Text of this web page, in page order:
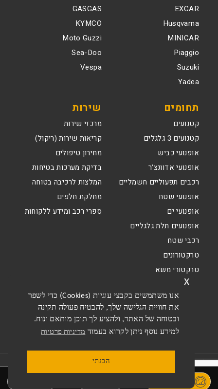
אנו משתמשים בקבצי עוגיות (Cookies) כדי לשפר
את חוויית הגלישה שלך, להבטיח פעולה תקינה
ובטוחה של האתר, ולהציע לך תוכן מותאם ונוח.
למידע נוסף ניתן לקרוא בעמוד מדיניות פרטיות
הבנתי
x
EXCAR
GASGAS
Husqvarna
KYMCO
MINICAR
Moto Guzzi
Piaggio
Sea-Doo
Suzuki
Vespa
Yadea
תחומים
קטנועים
קטנועים 3 גלגלים
אופנועי כביש
אופנועי אדוונצ’ר
רכבים תפעוליים חשמליים
אופנועי שטח
אופנועי ים
אופנועים תלת גלגליים
רכבי שטח
טרקטורונים
טרקטורי משא
שירות
מרכזי שירות
קריאות שירות (ריקול)
מחירון טיפולים
בדיקת מערכות בטיחות
המלצות לרכיבה בטוחה
מחלקת חלפים
ספרי רכב ומידע ללקוחות
תקנון האתר תקנון מבצעים דו גלגלי
הסדרי נגישות